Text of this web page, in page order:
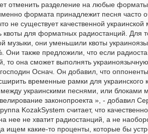
отменить разделение на любые
формата принадлежит песня часто
не существует качественной
квоты для форматных радиостанций. Для
музыки, они уменьшили квоты
Они также предложили, что если
то она сможет выполнять украиноязычную
Оснач. Он добавил, что
временные рамки для украинского
украинскими песнями, или блоками
законопроекта », - добавил
KozakSystem считает, что
нее не хватит радиостанций, а не
ищем какие-то проценты, которые бы